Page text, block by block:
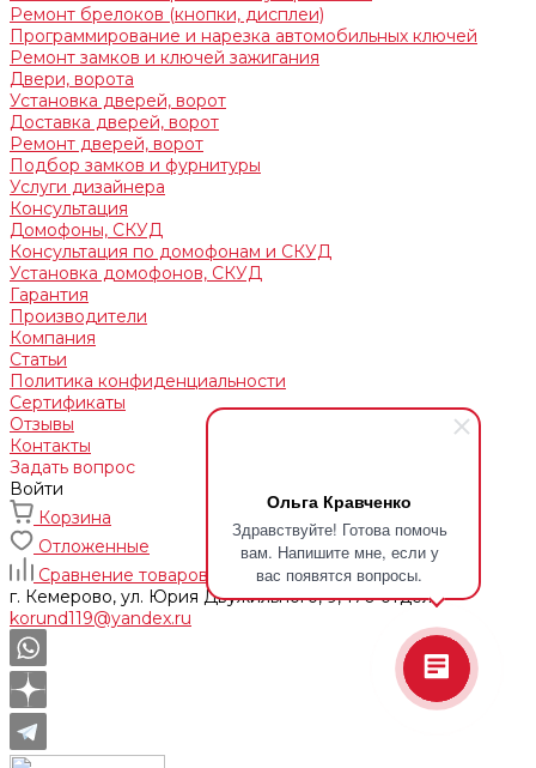
Ольга Кравченко
Здравствуйте! Готова помочь
вам. Напишите мне, если у
вас появятся вопросы.
Ремонт брелоков (кнопки, дисплеи)
Программирование и нарезка автомобильных ключей
Ремонт замков и ключей зажигания
Двери, ворота
Установка дверей, ворот
Доставка дверей, ворот
Ремонт дверей, ворот
Подбор замков и фурнитуры
Услуги дизайнера
Консультация
Домофоны, СКУД
Консультация по домофонам и СКУД
Установка домофонов, СКУД
Гарантия
Производители
Компания
Статьи
Политика конфиденциальности
Сертификаты
Отзывы
Контакты
Задать вопрос
Войти
Корзина
Отложенные
Сравнение товаров
г. Кемерово, ул. Юрия Двужильного, 9, 170 отдел
korund119@yandex.ru